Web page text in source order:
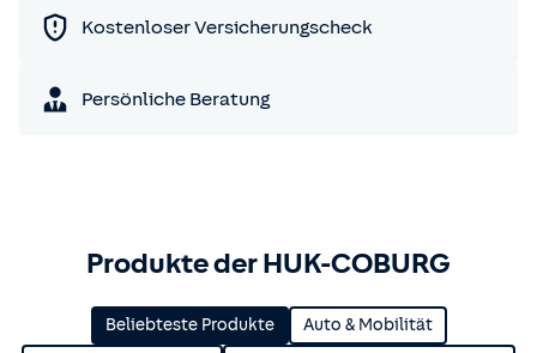
Kostenloser Versicherungscheck
Persönliche Beratung
Produkte der HUK-COBURG
Beliebteste Produkte Auto & Mobilität